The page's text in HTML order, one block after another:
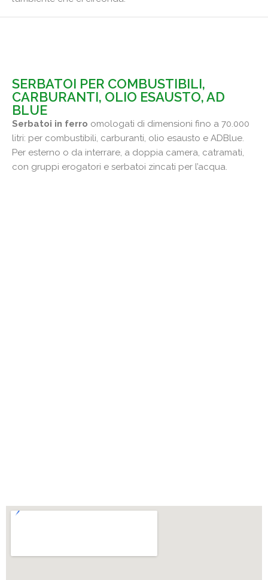
SERBATOI PER COMBUSTIBILI,
CARBURANTI, OLIO ESAUSTO, AD
BLUE
Serbatoi in ferro omologati di dimensioni fino a 70.000
litri: per combustibili, carburanti, olio esausto e ADBlue.
Per esterno o da interrare, a doppia camera, catramati,
con gruppi erogatori e serbatoi zincati per l’acqua.